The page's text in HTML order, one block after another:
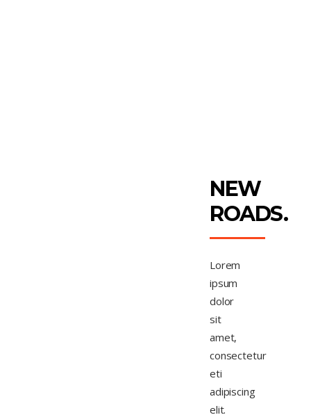
NEW
ROADS.
Lorem
ipsum
dolor
sit
amet,
consectetur
eti
adipiscing
elit.